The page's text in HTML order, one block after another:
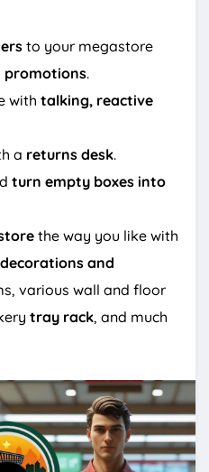
to your megastore
promotions.
with talking, reactive
a returns desk.
turn empty boxes into
the way you like with
and
various wall and floor
tray rack, and much